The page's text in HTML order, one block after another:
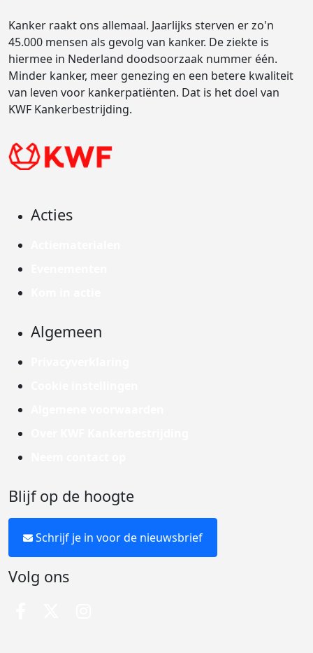
Kanker raakt ons allemaal. Jaarlijks sterven er zo'n
45.000 mensen als gevolg van kanker. De ziekte is
hiermee in Nederland doodsoorzaak nummer één.
Minder kanker, meer genezing en een betere kwaliteit
van leven voor kankerpatiënten. Dat is het doel van
KWF Kankerbestrijding.
Acties
Algemeen
Blijf op de hoogte
Schrijf je in voor de nieuwsbrief
Volg ons